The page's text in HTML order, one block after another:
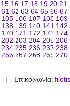
15 16 17 18 19 20 21
61 62 63 64 65 66 67
105 106 107 108 109
138 139 140 141 142
170 171 172 173 174
202 203 204 205 206
234 235 236 237 238
266 267 268 269 270
Επικοινωνία: